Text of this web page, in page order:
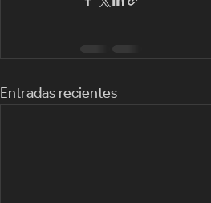
Entradas recientes